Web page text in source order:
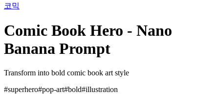
코믹
Comic Book Hero - Nano
Banana Prompt
Transform into bold comic book art style
#superhero#pop-art#bold#illustration